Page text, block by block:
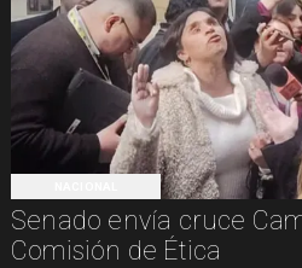
Senado envía cruce
Comisión de Ética